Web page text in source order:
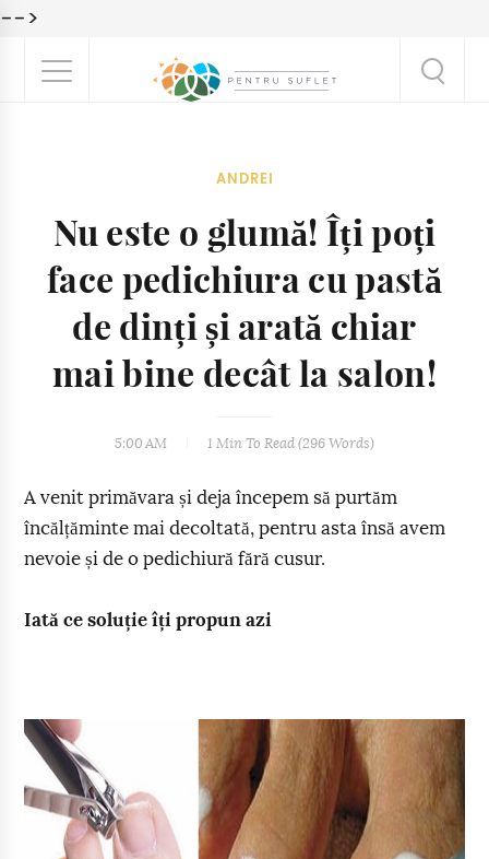
-->
ANDREI
Nu este o glumă! Îți poți
face pedichiura cu pastă
de dinți și arată chiar
mai bine decât la salon!
5:00 AM 1 Min To Read (296 Words)
A venit primăvara și deja începem să purtăm
încălțăminte mai decoltată, pentru asta însă avem
nevoie și de o pedichiură fără cusur.
Iată ce soluție îți propun azi